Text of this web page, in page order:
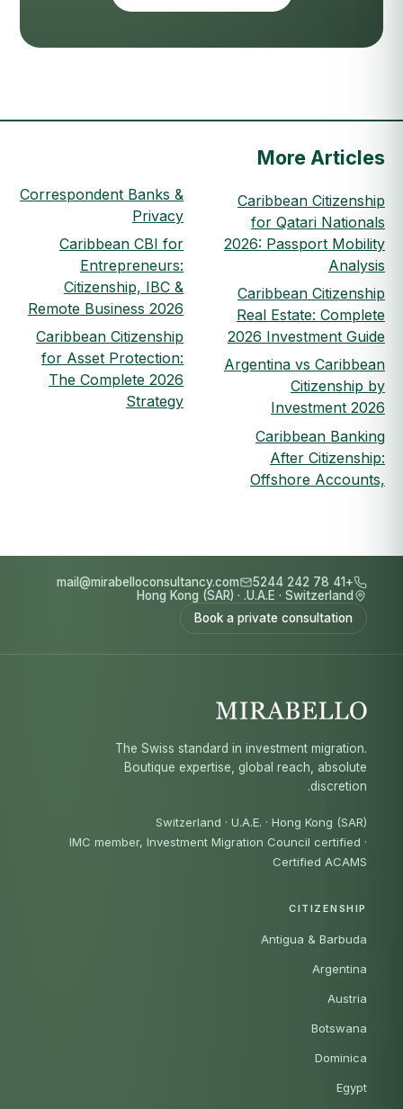
More Articles
Caribbean Citizenship
for Qatari Nationals
2026: Passport Mobility
Analysis
Caribbean Citizenship
Real Estate: Complete
2026 Investment Guide
Argentina vs Caribbean
Citizenship by
Investment 2026
Caribbean Banking
After Citizenship:
Offshore Accounts,
Correspondent Banks &
Privacy
Caribbean CBI for
Entrepreneurs:
Citizenship, IBC &
Remote Business 2026
Caribbean Citizenship
for Asset Protection:
The Complete 2026
Strategy
+41 78 242 5244
mail@mirabelloconsultancy.com
Switzerland
·
U.A.E.
·
Hong Kong (SAR)
Book a private consultation
The Swiss standard in investment migration.
Boutique expertise, global reach, absolute
discretion.
Switzerland · U.A.E. · Hong Kong (SAR)
IMC member, Investment Migration Council certified ·
Certified ACAMS
CITIZENSHIP
Antigua & Barbuda
Argentina
Austria
Botswana
Dominica
Egypt